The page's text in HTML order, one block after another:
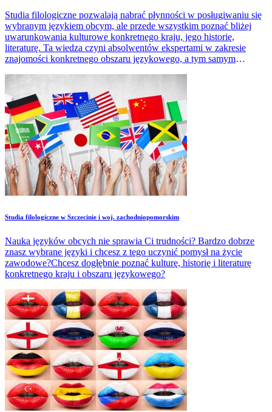
Studia filologiczne pozwalają nabrać płynności w posługiwaniu się
wybranym językiem obcym, ale przede wszystkim poznać bliżej
uwarunkowania kulturowe konkretnego kraju, jego historię,
literaturę. Ta wiedza czyni absolwentów ekspertami w zakresie
znajomości konkretnego obszaru językowego, a tym samym
Studia filologiczne w Szczecinie i woj. zachodniopomorskim
Nauka języków obcych nie sprawia Ci trudności? Bardzo dobrze
znasz wybrane języki i chcesz z tego uczynić pomysł na życie
zawodowe?Chcesz dogłębnie poznać kulturę, historię i literaturę
konkretnego kraju i obszaru językowego?